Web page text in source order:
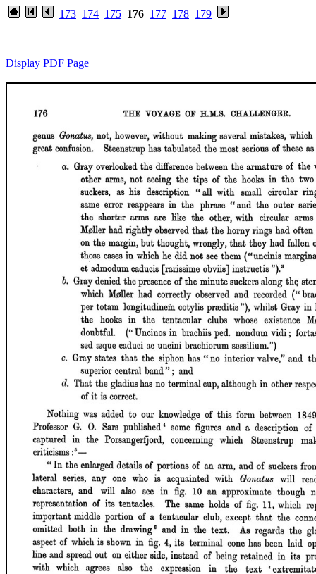
173 174 175 176 177 178 179
Display PDF Page